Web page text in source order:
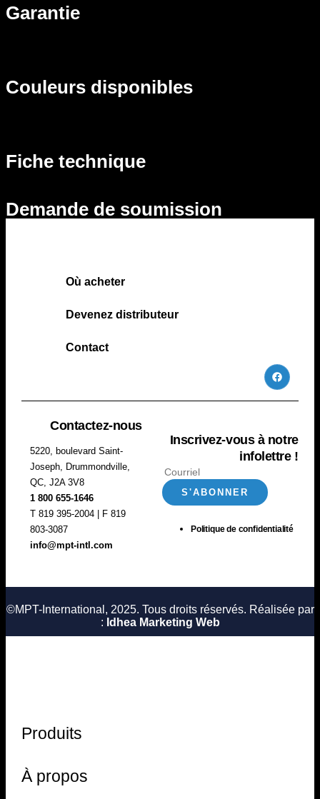
Garantie
Couleurs disponibles
Fiche technique
Demande de soumission
Où acheter
Devenez distributeur
Contact
Contactez-nous
5220, boulevard Saint-
Joseph, Drummondville,
QC, J2A 3V8
1 800 655-1646
T 819 395-2004 | F 819
803-3087
info@mpt-intl.com
Inscrivez-vous à notre
infolettre !
Politique de confidentialité
©MPT-International, 2025. Tous droits réservés. Réalisée par
: Idhea Marketing Web
Produits
À propos